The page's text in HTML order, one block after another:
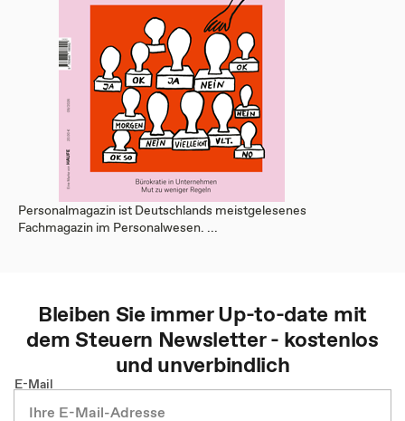
Personalmagazin ist Deutschlands meistgelesenes
Fachmagazin im Personalwesen. ...
Bleiben Sie immer Up-to-date mit
demSteuern Newsletter - kostenlos
und unverbindlich
E-Mail